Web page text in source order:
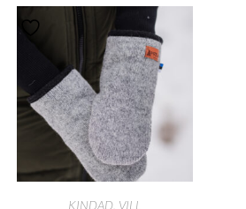
KINDAD, VILL